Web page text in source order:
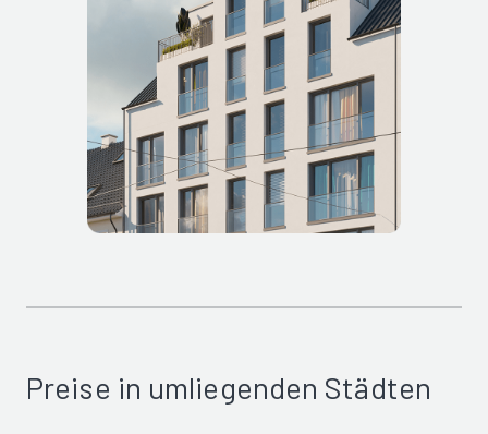
Preise in umliegenden Städten